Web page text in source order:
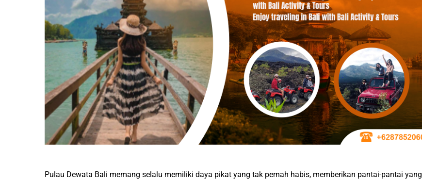
Pulau Dewata Bali memang selalu memiliki daya pikat yang tak pernah habis, memberikan pantai-pantai yang